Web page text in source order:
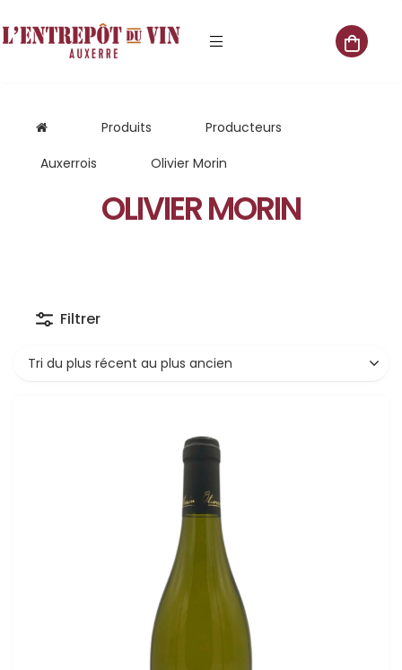
Produits
Producteurs
Auxerrois
Olivier Morin
OLIVIER MORIN
Filtrer
Tri du plus récent au plus ancien